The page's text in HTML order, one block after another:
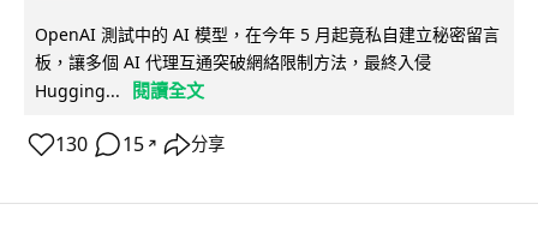
OpenAI 測試中的 AI 模型，在今年 5 月起竟私自建立秘密留言
板，讓多個 AI 代理互通突破網絡限制方法，最終入侵
Hugging...
閱讀全文
130 15 ↗ 分享